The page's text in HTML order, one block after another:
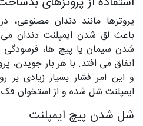
پروتزها مانند دندان مصنوعی،
باعث لق شدن ایمپلنت دندان
شدن سیمان یا پیچ ها، فرسودگی
اتفاق می افتد. با هر بار
و این امر فشار بسیار زیادی بر
ایمپلنت شل شده و از استخوان
شل شدن پیچ ایمپلنت